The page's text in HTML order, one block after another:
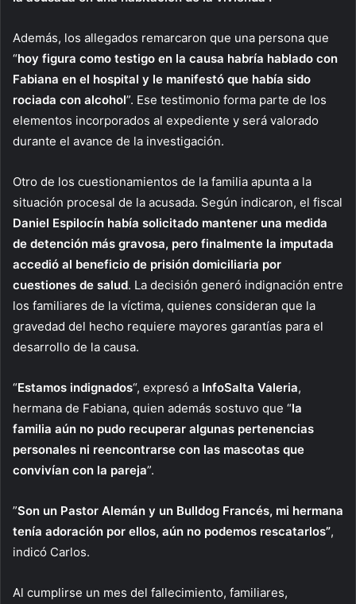
Además, los allegados remarcaron que una persona que
“hoy figura como testigo en la causa habría hablado con
Fabiana en el hospital y le manifestó que había sido
rociada con alcohol”. Ese testimonio forma parte de los
elementos incorporados al expediente y será valorado
durante el avance de la investigación.
Otro de los cuestionamientos de la familia apunta a la
situación procesal de la acusada. Según indicaron, el fiscal
Daniel Espilocín había solicitado mantener una medida
de detención más gravosa, pero finalmente la imputada
accedió al beneficio de prisión domiciliaria por
cuestiones de salud. La decisión generó indignación entre
los familiares de la víctima, quienes consideran que la
gravedad del hecho requiere mayores garantías para el
desarrollo de la causa.
“Estamos indignados“, expresó a InfoSalta Valeria,
hermana de Fabiana, quien además sostuvo que “la
familia aún no pudo recuperar algunas pertenencias
personales ni reencontrarse con las mascotas que
convivían con la pareja”.
”Son un Pastor Alemán y un Bulldog Francés, mi hermana
tenía adoración por ellos, aún no podemos rescatarlos”,
indicó Carlos.
Al cumplirse un mes del fallecimiento, familiares,